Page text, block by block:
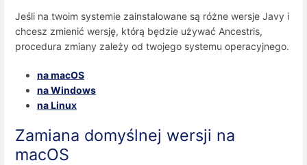
Jeśli na twoim systemie zainstalowane są różne wersje Javy i
chcesz zmienić wersję, którą będzie używać Ancestris,
procedura zmiany zależy od twojego systemu operacyjnego.
na macOS
na Windows
na Linux
Zamiana domyślnej wersji na
macOS